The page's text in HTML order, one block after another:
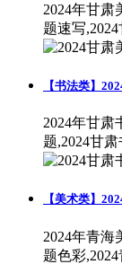
2024年甘肃
题速写
【书法类】
2024年甘肃
题,2024甘肃
【美术类】
2024年青海
题色彩